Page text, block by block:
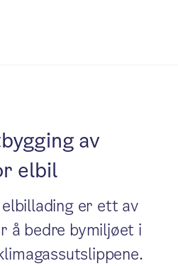
av
elbil
er ett av
å bedre bymiljøet i